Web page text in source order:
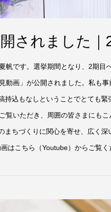
されました｜
帆です。選挙期間となり、2期目
動画」が公開されました。私も
持込もなしということでとても
覧いただき、周囲の皆さまにも
まちづくりに関心を寄せ、広く
はこちら（Youtube）からご覧く